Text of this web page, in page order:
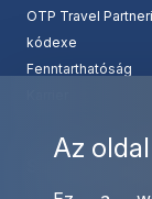
Az
OTP Travel
kódexe
Fenntarthatóság